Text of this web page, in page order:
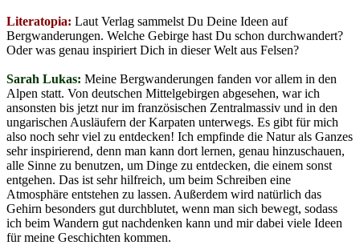
Literatopia: Laut Verlag sammelst Du Deine Ideen auf
Bergwanderungen. Welche Gebirge hast Du schon durchwandert?
Oder was genau inspiriert Dich in dieser Welt aus Felsen?
Sarah Lukas: Meine Bergwanderungen fanden vor allem in den
Alpen statt. Von deutschen Mittelgebirgen abgesehen, war ich
ansonsten bis jetzt nur im französischen Zentralmassiv und in den
ungarischen Ausläufern der Karpaten unterwegs. Es gibt für mich
also noch sehr viel zu entdecken! Ich empfinde die Natur als Ganzes
sehr inspirierend, denn man kann dort lernen, genau hinzuschauen,
alle Sinne zu benutzen, um Dinge zu entdecken, die einem sonst
entgehen. Das ist sehr hilfreich, um beim Schreiben eine
Atmosphäre entstehen zu lassen. Außerdem wird natürlich das
Gehirn besonders gut durchblutet, wenn man sich bewegt, sodass
ich beim Wandern gut nachdenken kann und mir dabei viele Ideen
für meine Geschichten kommen.